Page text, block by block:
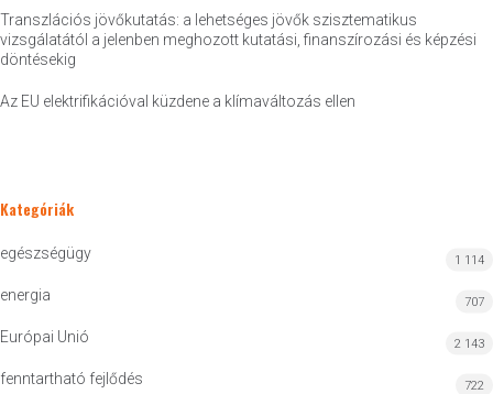
Transzlációs jövőkutatás: a lehetséges jövők szisztematikus
vizsgálatától a jelenben meghozott kutatási, finanszírozási és képzési
döntésekig
Az EU elektrifikációval küzdene a klímaváltozás ellen
Kategóriák
egészségügy 1 114
energia 707
Európai Unió 2 143
fenntartható fejlődés 722